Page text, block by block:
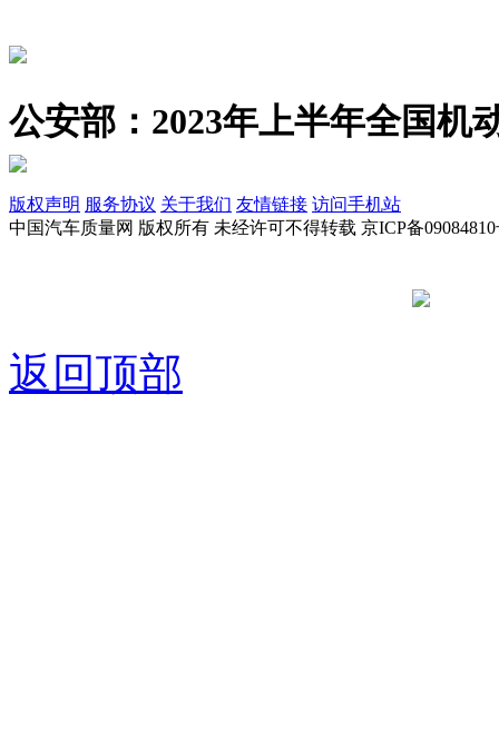
公安部：2023年上半年全国机
版权声明 服务协议 关于我们 友情链接 访问手机站
中国汽车质量网 版权所有 未经许可不得转载 京ICP备09084810
返回顶部